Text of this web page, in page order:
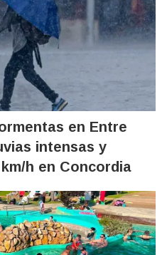
en Entre
intensas y
h en Concordia